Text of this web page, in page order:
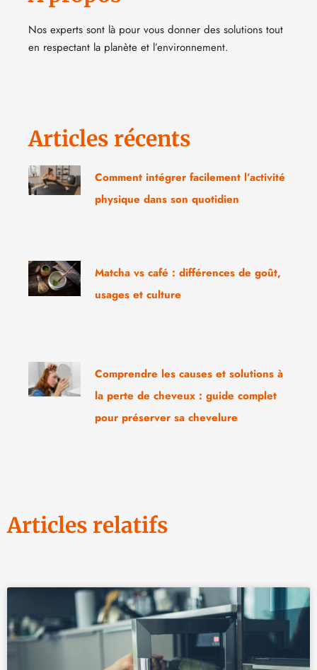
Nos experts sont là pour vous donner des solutions tout
en respectant la planète et l’environnement.
Articles récents
Comment intégrer facilement l’activité
physique dans son quotidien
Matcha vs café : différences de goût,
usages et culture
Comprendre les causes et solutions à
la perte de cheveux : guide complet
pour préserver sa chevelure
Articles relatifs